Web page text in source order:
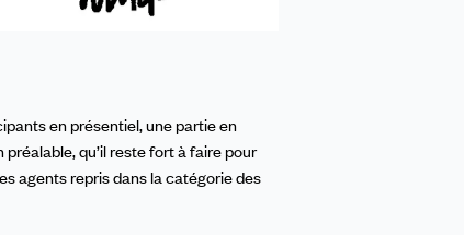
en présentiel, une partie en
qu’il reste fort à faire pour
agents repris dans la catégorie des